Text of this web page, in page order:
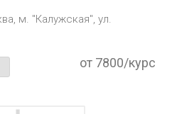
м. "Калужская", ул.
от 7800/курс